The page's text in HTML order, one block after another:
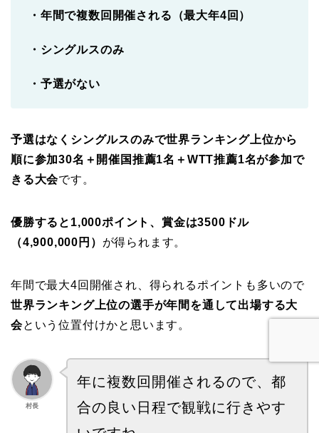
・年間で複数回開催される（最大年4回）
・シングルスのみ
・予選がない
予選はなくシングルスのみで世界ランキング上位から
順に参加30名＋開催国推薦1名＋WTT推薦1名が参加で
きる大会です。
優勝すると1,000ポイント、賞金は3500ドル
（4,900,000円） が得られます。
年間で最大4回開催され、得られるポイントも多いので
世界ランキング上位の選手が年間を通して出場する大
会という位置付けかと思います。
村長
年に複数回開催されるので、都
合の良い日程で観戦に行きやす